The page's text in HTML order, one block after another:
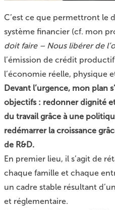
C’est ce que permettront le
système financier (cf. mon
doit faire – Nous libérer de
l’émission de crédit
l’économie réelle, physique
Devant l’urgence, mon plan
objectifs : redonner dignité
du travail grâce à une
redémarrer la croissance
de R&D.
En premier lieu, il s’agit de
chaque famille et chaque
un cadre stable résultant
et réglementaire.